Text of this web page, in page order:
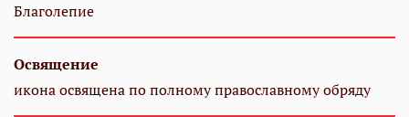
Благолепие
Освящение
икона освящена по полному православному обряду